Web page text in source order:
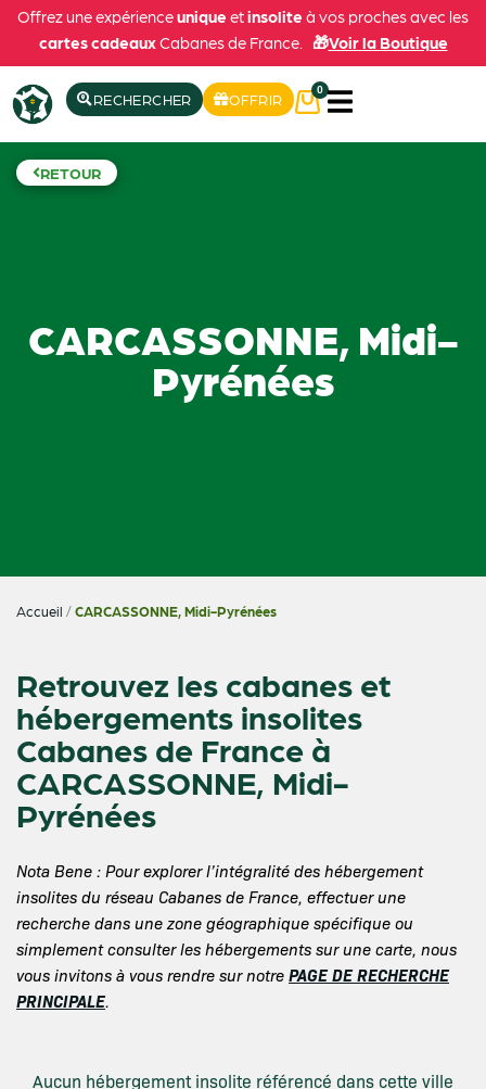
Offrez une expérienceunique etinsolite à vos proches avec les
cartes cadeauxCabanes de France. 🎁Voir la Boutique
RECHERCHER OFFRIR
0
RETOUR
CARCASSONNE, Midi-
Pyrénées
Accueil /CARCASSONNE, Midi-Pyrénées
Retrouvez les cabanes et
hébergements insolites
Cabanes de France à
CARCASSONNE, Midi-
Pyrénées
Nota Bene : Pour explorer l’intégralité des hébergement
insolites du réseau Cabanes de France, effectuer une
recherche dans une zone géographique spécifique ou
simplement consulter les hébergements sur une carte, nous
vous invitons à vous rendre sur notre PAGE DE RECHERCHE
PRINCIPALE.
Aucun hébergement insolite référencé dans cette ville